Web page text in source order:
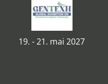
19. - 21. mai 2027